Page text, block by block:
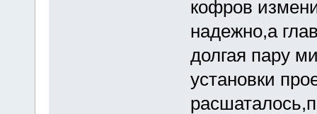
кофров
надежно,а
долгая пару
установки